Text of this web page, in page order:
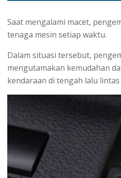
Saat mengalami macet,
tenaga mesin setiap waktu.
Dalam situasi tersebut,
mengutamakan kemudahan
kendaraan di tengah lalu lintas